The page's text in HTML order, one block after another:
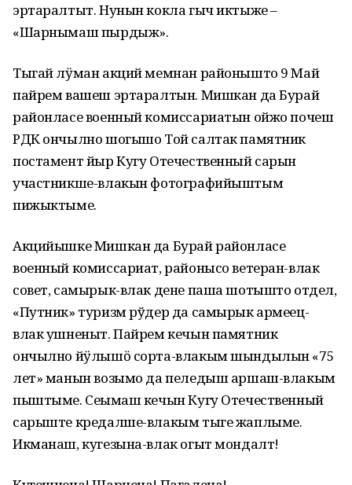
эртаралтыт. Нунын кокла гыч иктыже –
«Шарнымаш пырдыж».
Тыгай лӱман акций мемнан районышто 9 Май
пайрем вашеш эртаралтын. Мишкан да Бурай
районласе военный комиссариатын ойжо почеш
РДК ончылно шогышо Той салтак памятник
постамент йыр Кугу Отечественный сарын
участникше-влакын фотографийыштым
пижыктыме.
Акцийышке Мишкан да Бурай районласе
военный комиссариат, районысо ветеран-влак
совет, самырык-влак дене паша шотышто отдел,
«Путник» туризм рўдер да самырык армеец-
влак ушненыт. Пайрем кечын памятник
ончылно йӱлышӧ сорта-влакым шындылын «75
лет» манын возымо да пеледыш аршаш-влакым
пыштыме. Сеҥымаш кечын Кугу Отечественный
сарыште кредалше-влакым тыге жаплыме.
Икманаш, кугезына-влак огыт мондалт!